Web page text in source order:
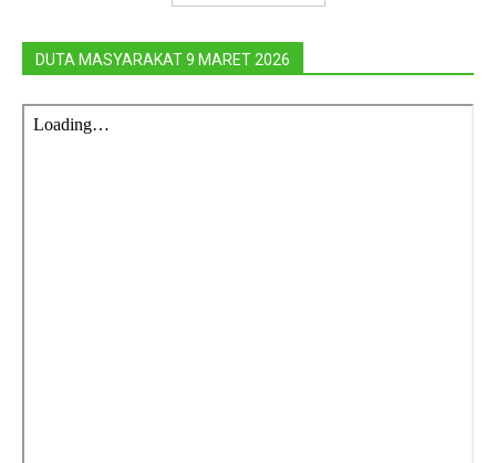
DUTA MASYARAKAT 9 MARET 2026